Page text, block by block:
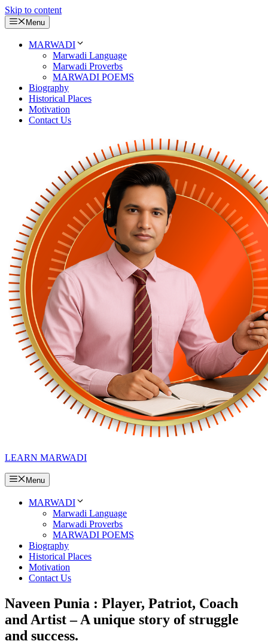
Skip to content
Menu
MARWADI
Marwadi Language
Marwadi Proverbs
MARWADI POEMS
Biography
Historical Places
Motivation
Contact Us
LEARN MARWADI
Menu
MARWADI
Marwadi Language
Marwadi Proverbs
MARWADI POEMS
Biography
Historical Places
Motivation
Contact Us
Naveen Punia : Player, Patriot, Coach
and Artist – A unique story of struggle
and success.